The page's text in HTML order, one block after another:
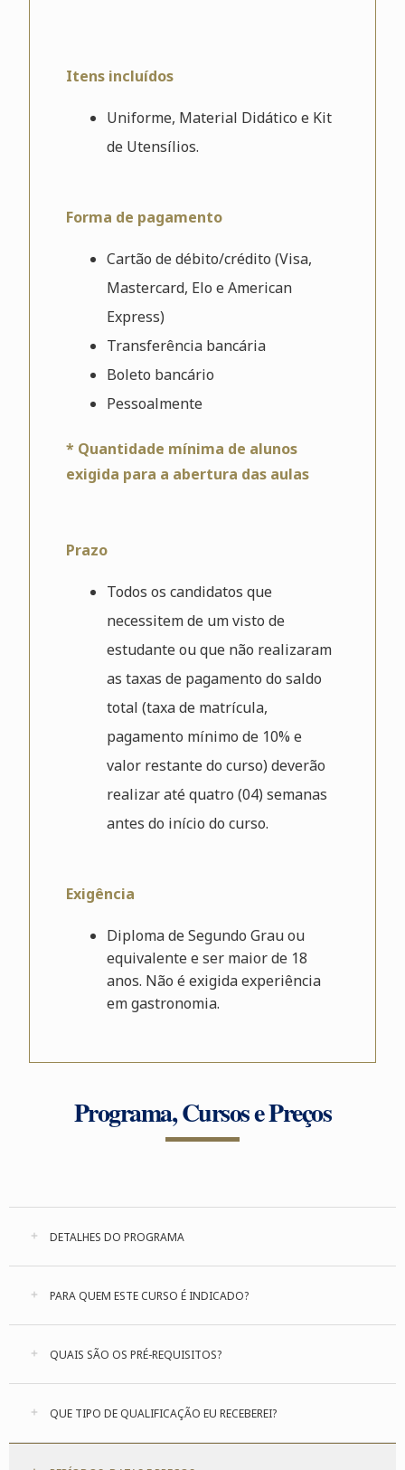
Itens incluídos
Uniforme, Material Didático e Kit
de Utensílios.
Forma de pagamento
Cartão de débito/crédito (Visa,
Mastercard, Elo e American
Express)
Transferência bancária
Boleto bancário
Pessoalmente
* Quantidade mínima de alunos
exigida para a abertura das aulas
Prazo
Todos os candidatos que
necessitem de um visto de
estudante ou que não realizaram
as taxas de pagamento do saldo
total (taxa de matrícula,
pagamento mínimo de 10% e
valor restante do curso) deverão
realizar até quatro (04) semanas
antes do início do curso.
Exigência
Diploma de Segundo Grau ou
equivalente e ser maior de 18
anos. Não é exigida experiência
em gastronomia.
Programa, Cursos e Preços
DETALHES DO PROGRAMA
PARA QUEM ESTE CURSO É INDICADO?
QUAIS SÃO OS PRÉ-REQUISITOS?
QUE TIPO DE QUALIFICAÇÃO EU RECEBEREI?